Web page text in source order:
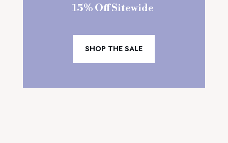
15% Off Sitewide
SHOP THE SALE